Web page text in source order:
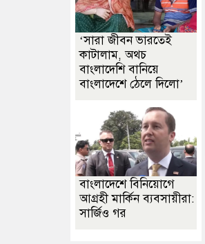
‘সারা জীবন ভারতেই
কাটালাম, অথচ
বাংলাদেশি বানিয়ে
বাংলাদেশে ঠেলে দিলো’
বাংলাদেশে বিনিয়োগে
আগ্রহী মার্কিন ব্যবসায়ীরা:
সার্জিও গর